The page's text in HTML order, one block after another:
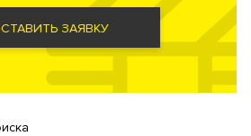
ЗАЯВКУ